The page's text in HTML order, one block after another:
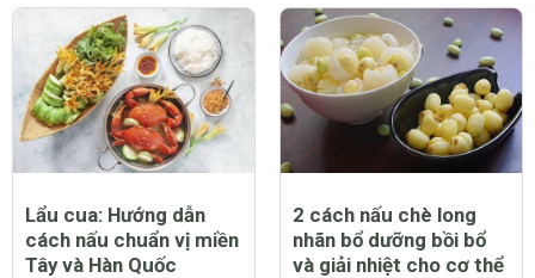
Lẩu cua: Hướng dẫn
cách nấu chuẩn vị miền
Tây và Hàn Quốc
2 cách nấu chè long
nhãn bổ dưỡng bồi bổ
và giải nhiệt cho cơ thể